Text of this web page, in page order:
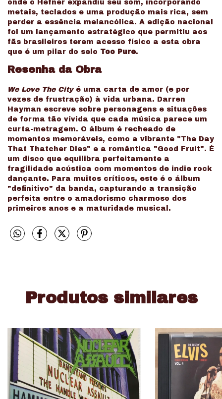
onde o Hefner expandiu seu som, incorporando
metais, teclados e uma produção mais rica, sem
perder a essência melancólica. A edição nacional
foi um lançamento estratégico que permitiu aos
fãs brasileiros terem acesso físico a esta obra
que é um pilar do selo Too Pure.
Resenha da Obra
We Love The Cityé uma carta de amor (e por
vezes de frustração) à vida urbana. Darren
Hayman escreve sobre personagens e situações
de forma tão vívida que cada música parece um
curta-metragem. O álbum é recheado de
momentos memoráveis, como a vibrante "The Day
That Thatcher Dies" e a romântica "Good Fruit". É
um disco que equilibra perfeitamente a
fragilidade acústica com momentos de indie rock
dançante. Para muitos críticos, este é o álbum
"definitivo" da banda, capturando a transição
perfeita entre o amadorismo charmoso dos
primeiros anos e a maturidade musical.
Produtos similares